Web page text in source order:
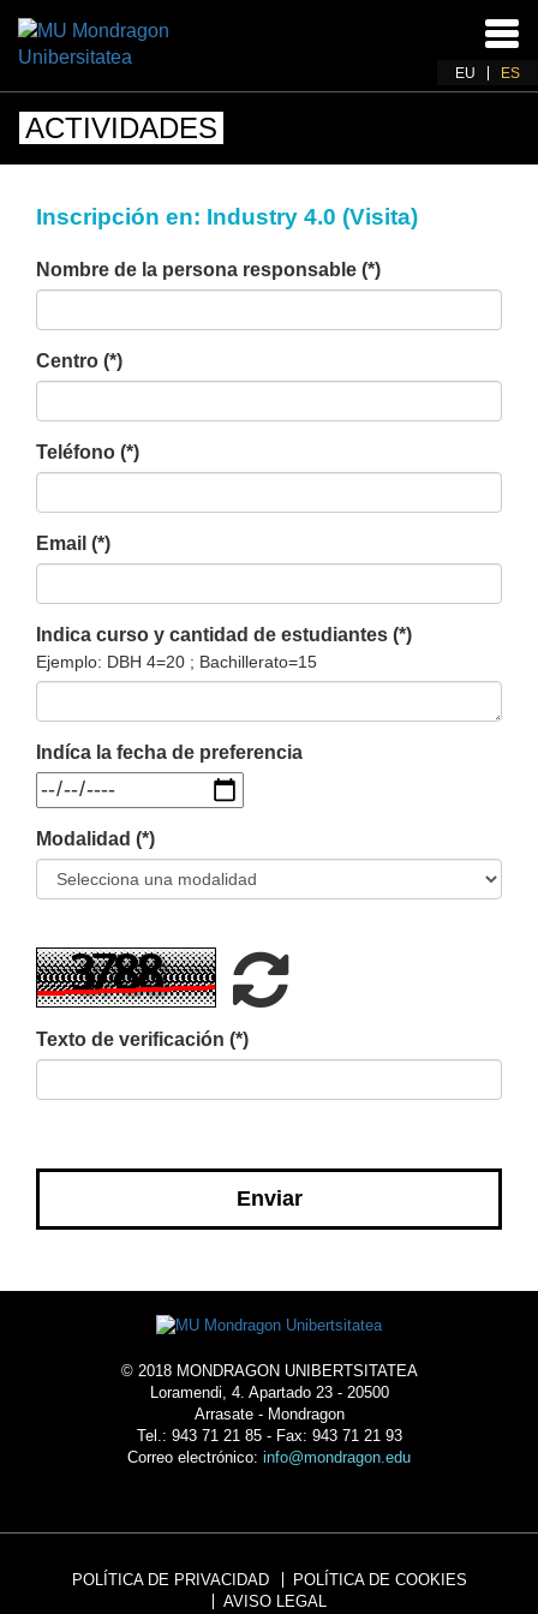
EU ES
ACTIVIDADES
Inscripción en: Industry 4.0 (Visita)
Nombre de la persona responsable (*)
Centro (*)
Teléfono (*)
Email (*)
Indica curso y cantidad de estudiantes (*)
Ejemplo: DBH 4=20 ; Bachillerato=15
Indíca la fecha de preferencia
Modalidad (*)
CAPTCHA
Texto de verificación (*)
© 2018 MONDRAGON UNIBERTSITATEA
Loramendi, 4. Apartado 23 - 20500
Arrasate - Mondragon
Tel.: 943 71 21 85 - Fax: 943 71 21 93
Correo electrónico: info@mondragon.edu
POLÍTICA DE PRIVACIDAD
POLÍTICA DE COOKIES
AVISO LEGAL